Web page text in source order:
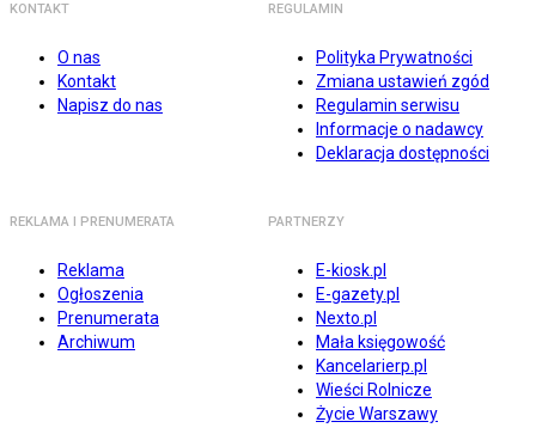
KONTAKT
O nas
Kontakt
Napisz do nas
REGULAMIN
Polityka Prywatności
Zmiana ustawień zgód
Regulamin serwisu
Informacje o nadawcy
Deklaracja dostępności
REKLAMA I PRENUMERATA
Reklama
Ogłoszenia
Prenumerata
Archiwum
PARTNERZY
E-kiosk.pl
E-gazety.pl
Nexto.pl
Mała księgowość
Kancelarierp.pl
Wieści Rolnicze
Życie Warszawy